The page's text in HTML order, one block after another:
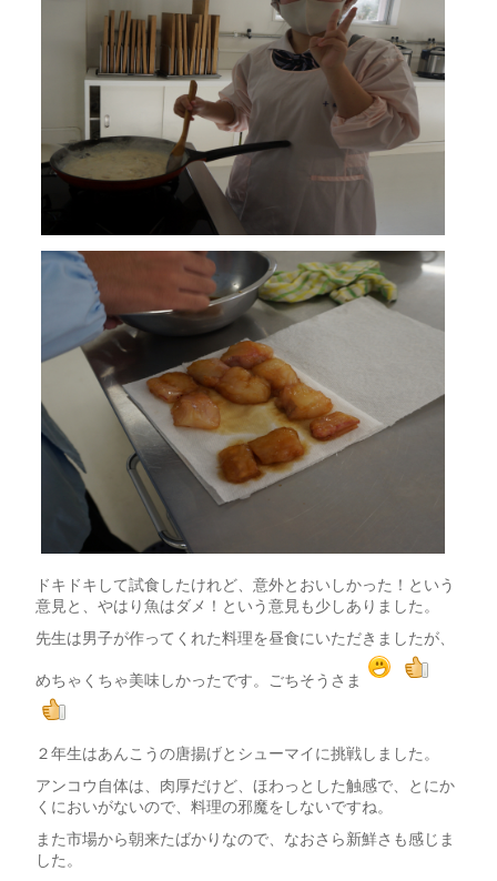
ドキドキして試食したけれど、意外とおいしかった！という
意見と、やはり魚はダメ！という意見も少しありました。
先生は男子が作ってくれた料理を昼食にいただきましたが、
めちゃくちゃ美味しかったです。ごちそうさま
２年生はあんこうの唐揚げとシューマイに挑戦しました。
アンコウ自体は、肉厚だけど、ほわっとした触感で、とにか
くにおいがないので、料理の邪魔をしないですね。
また市場から朝来たばかりなので、なおさら新鮮さも感じま
した。